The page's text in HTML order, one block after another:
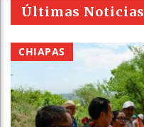
Últimas Noticias
CHIAPAS